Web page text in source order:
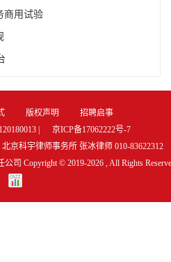
商用试验
版权声明
招聘启事
|
京ICP备17062222号-7
京科宇律师事务所 张冰律师 010-83622312
司 Copyright © 2019-2026 , All Rights